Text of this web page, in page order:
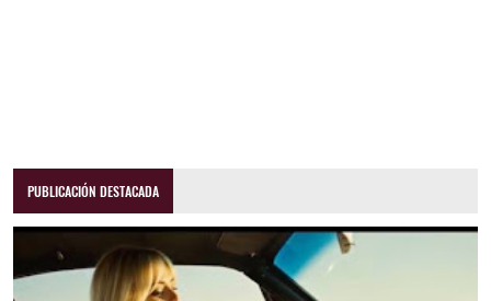
PUBLICACIÓN DESTACADA